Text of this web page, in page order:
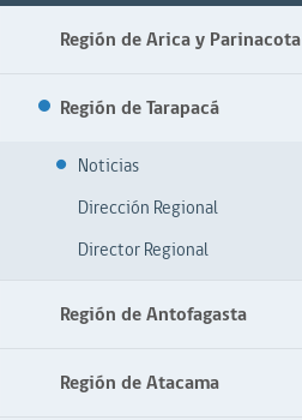
Región de Arica y Parinacota
Región de Tarapacá
Noticias
Dirección Regional
Director Regional
Región de Antofagasta
Región de Atacama